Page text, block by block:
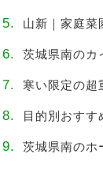
山新｜家庭菜
茨城県南のカ
寒い限定の超
目的別おすす
茨城県南のホ